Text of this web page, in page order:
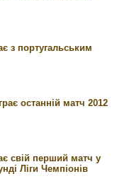
з португальським
останній матч 2012
свій перший матч у
Ліги Чемпіонів